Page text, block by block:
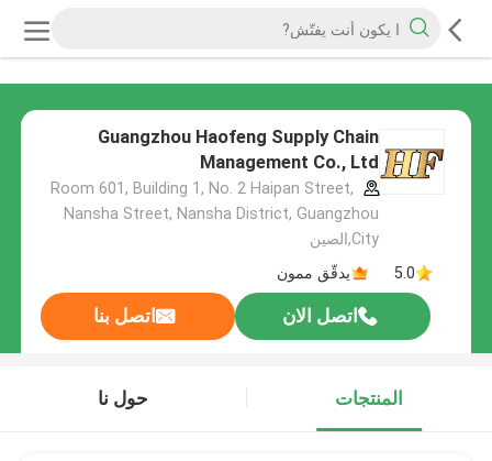
Guangzhou Haofeng Supply Chain
Management Co., Ltd
Room 601, Building 1, No. 2 Haipan Street,
Nansha Street, Nansha District, Guangzhou
City,الصين
5.0
يدقّق ممون
اتصل الان اتصل بنا
المنتجات حول نا